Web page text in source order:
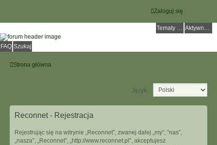
Zaloguj się
Tematy bez odpowiedzi Aktywne tematy
FAQ Szukaj
Strona główna
Język:
Reconnet - Rejestracja
Rejestrując się na witrynie „Reconnet”, zwanej dalej „my”, ”nas”,
„nasza”, „Reconnet”, „http://www.reconnet.pl”, akceptujesz